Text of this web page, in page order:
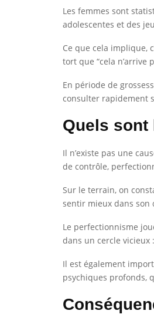
Les femmes sont
adolescentes et des
Ce que cela implique,
tort que “cela n’arrive
En période de
consulter rapidement
Quels sont
Il n’existe pas une
de contrôle,
Sur le terrain, on
sentir mieux dans son
Le perfectionnisme
dans un cercle
Il est également
psychiques profonds,